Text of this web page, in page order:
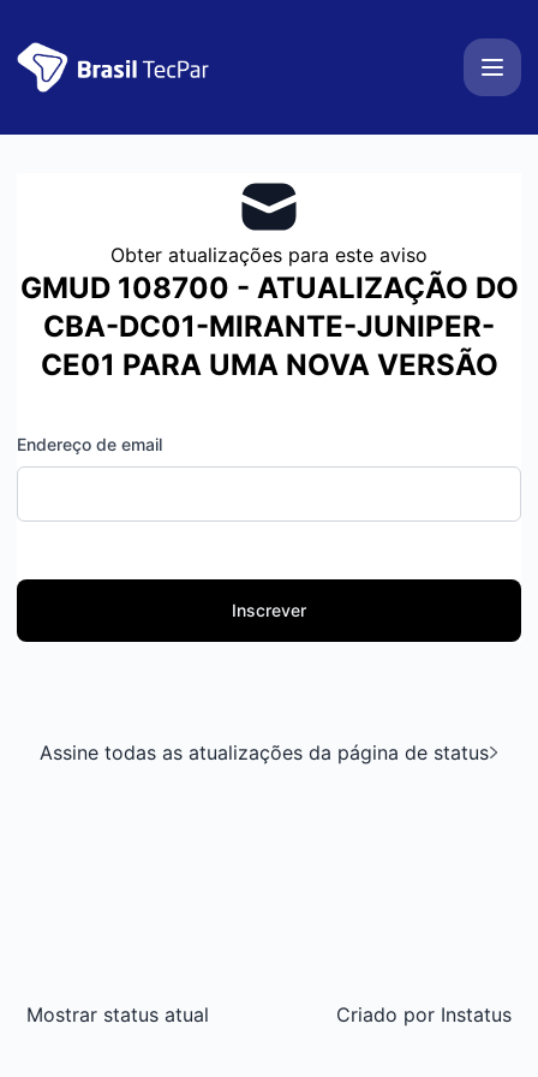
Obter atualizações para este aviso
GMUD 108700 - ATUALIZAÇÃO DO
CBA-DC01-MIRANTE-JUNIPER-
CE01 PARA UMA NOVA VERSÃO
Endereço de email
Inscrever
Assine todas as atualizações da página de status
Mostrar status atual Criado por Instatus